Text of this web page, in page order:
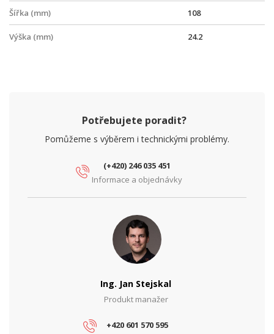
Šířka (mm) 108
Výška (mm) 24.2
Potřebujete poradit?
Pomůžeme s výběrem i technickými problémy.
(+420) 246 035 451
Informace a objednávky
Ing. Jan Stejskal
Produkt manažer
+420 601 570 595